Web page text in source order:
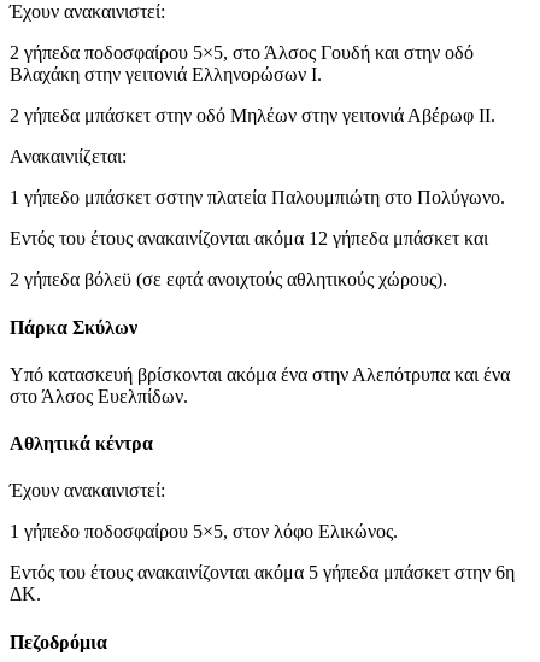
Έχουν ανακαινιστεί:
2 γήπεδα ποδοσφαίρου 5×5, στο Άλσος Γουδή και στην οδό
Βλαχάκη στην γειτονιά Ελληνορώσων Ι.
2 γήπεδα μπάσκετ στην οδό Μηλέων στην γειτονιά Αβέρωφ ΙΙ.
Ανακαινιίζεται:
1 γήπεδο μπάσκετ σστην πλατεία Παλουμπιώτη στο Πολύγωνο.
Εντός του έτους ανακαινίζονται ακόμα 12 γήπεδα μπάσκετ και
2 γήπεδα βόλεϋ (σε εφτά ανοιχτούς αθλητικούς χώρους).
Πάρκα Σκύλων
Υπό κατασκευή βρίσκονται ακόμα ένα στην Αλεπότρυπα και ένα
στο Άλσος Ευελπίδων.
Αθλητικά κέντρα
Έχουν ανακαινιστεί:
1 γήπεδο ποδοσφαίρου 5×5, στον λόφο Ελικώνος.
Εντός του έτους ανακαινίζονται ακόμα 5 γήπεδα μπάσκετ στην 6η
ΔΚ.
Πεζοδρόμια